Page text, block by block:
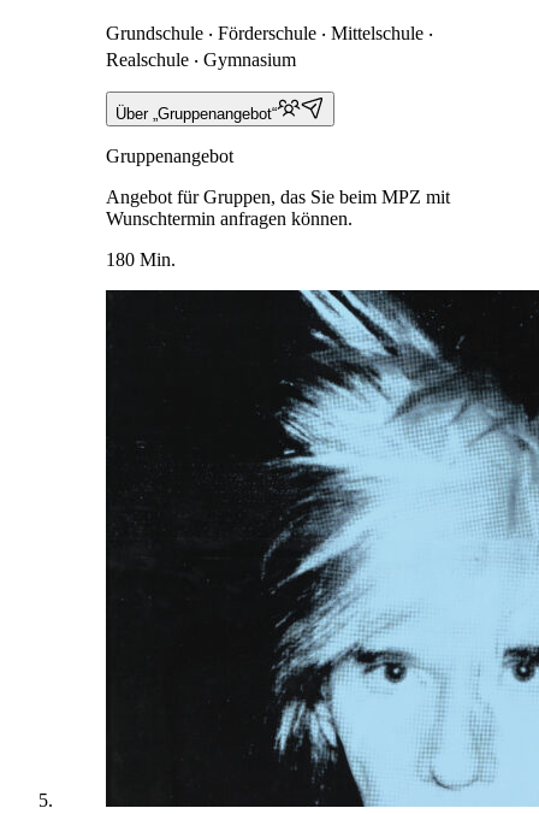
Grundschule ‧ Förderschule ‧ Mittelschule ‧
Realschule ‧ Gymnasium
Über „Gruppenangebot“
Gruppenangebot
Angebot für Gruppen, das Sie beim MPZ mit
Wunschtermin anfragen können.
180 Min.